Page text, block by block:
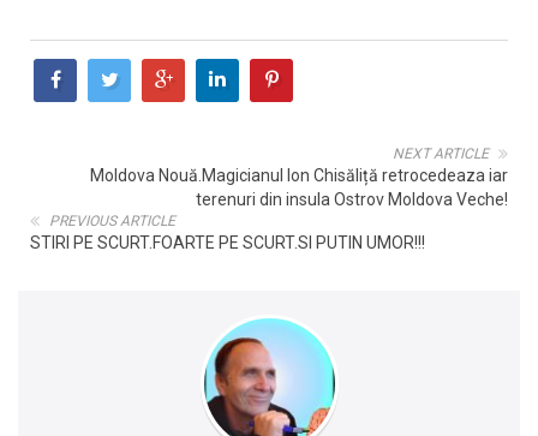
NEXT ARTICLE
Moldova Nouă.Magicianul Ion Chisăliță retrocedeaza iar
terenuri din insula Ostrov Moldova Veche!
PREVIOUS ARTICLE
STIRI PE SCURT.FOARTE PE SCURT.SI PUTIN UMOR!!!